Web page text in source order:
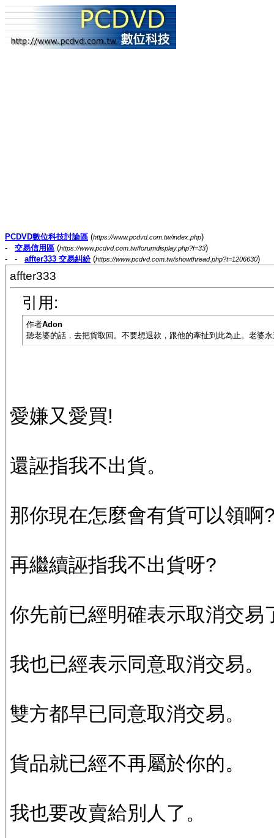
PCDVD數位科技討論區 (https://www.pcdvd.com.tw/index.php)
- 交易信用區 (https://www.pcdvd.com.tw/forumdisplay.php?f=33)
- - affter333 交易糾紛(https://www.pcdvd.com.tw/showthread.php?t=1206630)
affter333
引用:
作者Adon
聽老婆的話，去把貨取回。不要想退款，跟他的牽扯到此為止。老婆
愛嫌又愛買!
還誣指我不出貨。
那你現在怎麼會有貨可以領啊
再繼續誣指我不出貨呀?
你先前已經明確表示取消交易
我也已經表示同意取消交易。
雙方都早已同意取消交易。
貨品就已經不再屬於你的。
我也要改賣給別人了。